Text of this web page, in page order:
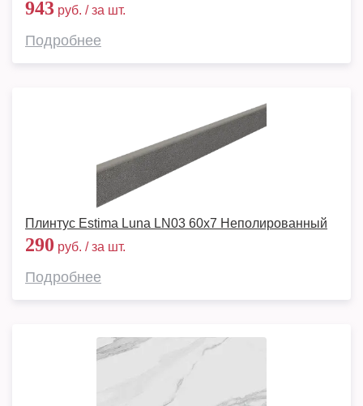
943 руб. / за шт.
Подробнее
Плинтус Estima Luna LN03 60x7 Неполированный
290 руб. / за шт.
Подробнее